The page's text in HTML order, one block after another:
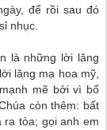
để rồi sau đó
nhục.
là những lời lăng
lăng mạ hoa mỹ,
mẽ bởi vì bổ
còn thêm: bất
tòa; gọi anh em